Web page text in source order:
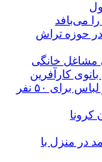
می‌بافد
در حوزه تراش
مشاغل خانگی
کارآفرین
روایت بانوی کارآفرینی که در حوزه مد و لباس برای ۵۰ نفر
کرونا
در منزل با